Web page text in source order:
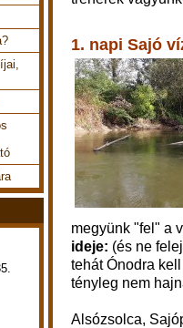
1. napi Sajó
megyünk "fel" a
ideje: (és ne
tehát Ónodra
tényleg nem
Alsózsolca,